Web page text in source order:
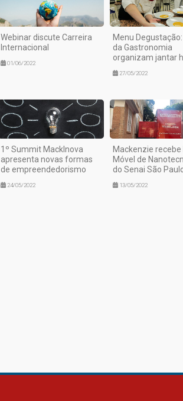
Webinar discute Carreira
Internacional
01/06/2022
Menu
da Gastronomia
organizam jantar
27/05/2022
1º Summit MackInova
apresenta novas formas
de empreendedorismo
24/05/2022
Mackenzie recebe
Móvel de
do Senai São
13/05/2022